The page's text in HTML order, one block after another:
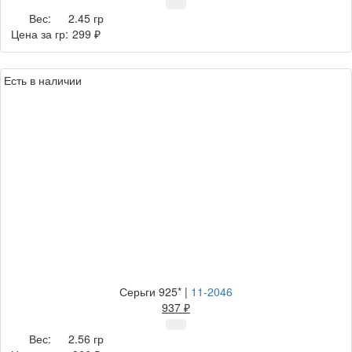
Вес:
2.45 гр
Цена за гр: 299 ₽
Есть в наличии
Серьги 925* | 11-2046
937 ₽
Вес:
2.56 гр